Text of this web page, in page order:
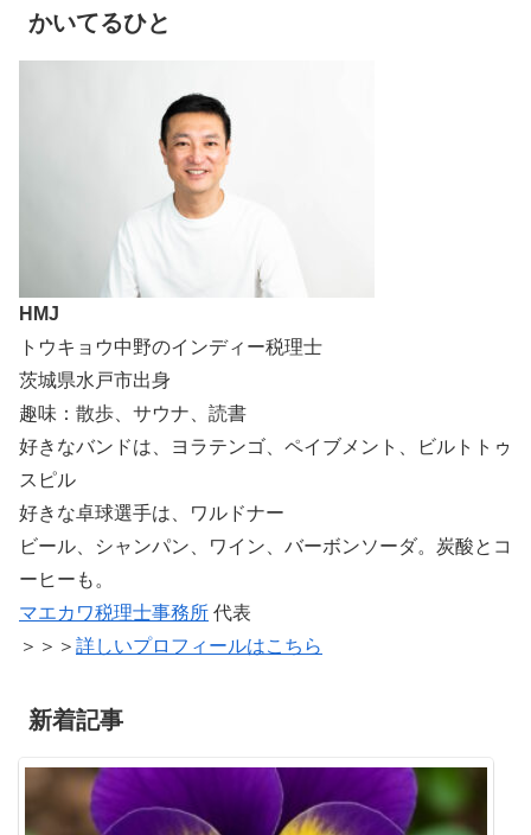
かいてるひと
HMJ
トウキョウ中野のインディー税理士
茨城県水戸市出身
趣味：散歩、サウナ、読書
好きなバンドは、ヨラテンゴ、ペイブメント、ビルトトゥ
スピル
好きな卓球選手は、ワルドナー
ビール、シャンパン、ワイン、バーボンソーダ。炭酸とコ
ーヒーも。
マエカワ税理士事務所 代表
＞＞＞ 詳しいプロフィールはこちら
新着記事